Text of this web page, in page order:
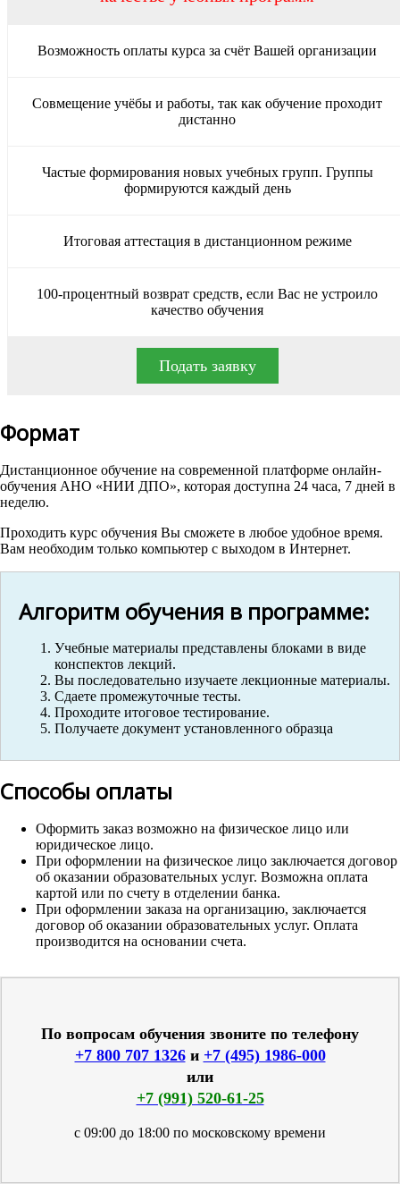
Возможность оплаты курса за счёт Вашей организации
Совмещение учёбы и работы, так как обучение проходит
дистанно
Частые формирования новых учебных групп. Группы
формируются каждый день
Итоговая аттестация в дистанционном режиме
100-процентный возврат средств, если Вас не устроило
качество обучения
Подать заявку
Формат
Дистанционное обучение на современной платформе онлайн-
обучения АНО «НИИ ДПО», которая доступна 24 часа, 7 дней в
неделю.
Проходить курс обучения Вы сможете в любое удобное время.
Вам необходим только компьютер с выходом в Интернет.
Алгоритм обучения в программе:
Учебные материалы представлены блоками в виде
конспектов лекций.
Вы последовательно изучаете лекционные материалы.
Сдаете промежуточные тесты.
Проходите итоговое тестирование.
Получаете документ установленного образца
Способы оплаты
Оформить заказ возможно на физическое лицо или
юридическое лицо.
При оформлении на физическое лицо заключается договор
об оказании образовательных услуг. Возможна оплата
картой или по счету в отделении банка.
При оформлении заказа на организацию, заключается
договор об оказании образовательных услуг. Оплата
производится на основании счета.
По вопросам обучения звоните по телефону
+7 800 707 1326и +7 (495) 1986-000
или
+7 (991) 520-61-25
с 09:00 до 18:00 по московскому времени